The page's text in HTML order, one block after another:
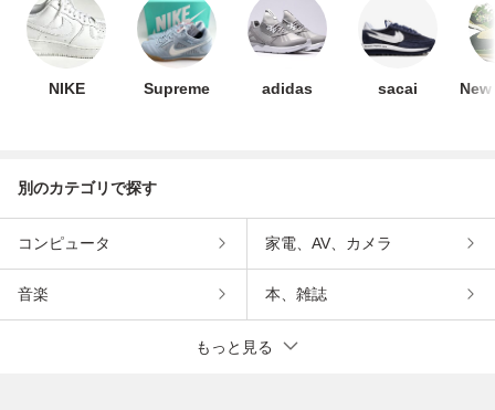
NIKE Supreme adidas sacai
別のカテゴリで探す
コンピュータ 家電、AV、カメラ
音楽 本、雑誌
もっと見る